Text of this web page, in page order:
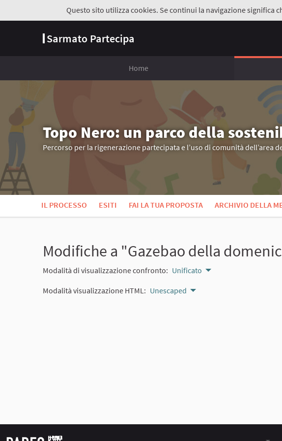
Questo sito utilizza cookies. Se continui la navigazione significa
Sarmato Partecipa
Home
Topo Nero: un parco della
Percorso per la rigenerazione partecipata e l’uso di comunità dell’area
IL PROCESSO ESITI FAI LA TUA PROPOSTA ARCHIVIO DELLA
Modifiche a "Gazebao della
Modalità di visualizzazione confronto: Unificato
Modalità visualizzazione HTML: Unescaped